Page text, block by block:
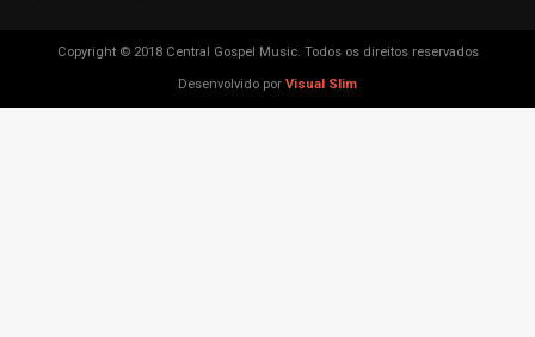
Copyright © 2018 Central Gospel Music. Todos os direitos reservados
Desenvolvido por Visual Slim